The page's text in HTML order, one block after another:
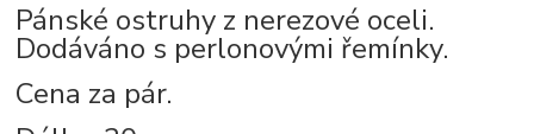
Pánské ostruhy z nerezové oceli.
Dodáváno s perlonovými řemínky.
Cena za pár.